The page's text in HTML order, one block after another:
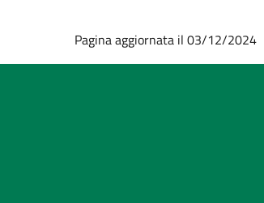
Pagina aggiornata il 03/12/2024